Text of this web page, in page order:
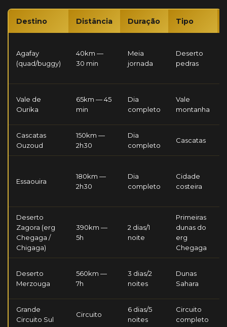
Destino Distância Duração Tipo
Agafay
(quad/buggy)
40km —
30 min
Meia
jornada
Deserto
pedras
Vale de
Ourika
65km — 45
min
Dia
completo
Vale
montanha
Cascatas
Ouzoud
150km —
2h30
Dia
completo
Cascatas
Essaouira
180km —
2h30
Dia
completo
Cidade
costeira
Deserto
Zagora (erg
Chegaga /
Chigaga)
390km —
5h
2 dias/1
noite
Primeiras
dunas do
erg
Chegaga
Deserto
Merzouga
560km —
7h
3 dias/2
noites
Dunas
Sahara
Grande
Circuito Sul
Circuito
6 dias/5
noites
Circuito
completo